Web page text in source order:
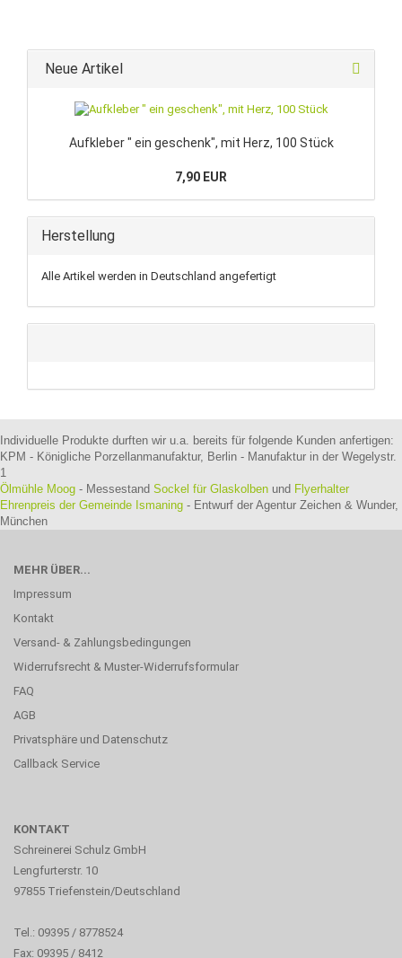
Neue Artikel
Aufkleber " ein geschenk", mit Herz, 100 Stück
7,90 EUR
Herstellung
Alle Artikel werden in Deutschland angefertigt
Individuelle Produkte durften wir u.a. bereits für folgende Kunden anfertigen:
KPM - Königliche Porzellanmanufaktur, Berlin - Manufaktur in der Wegelystr.
1
Ölmühle Moog - Messestand Sockel für Glaskolben und Flyerhalter
Ehrenpreis der Gemeinde Ismaning - Entwurf der Agentur Zeichen & Wunder,
München
MEHR ÜBER...
Impressum
Kontakt
Versand- & Zahlungsbedingungen
Widerrufsrecht & Muster-Widerrufsformular
FAQ
AGB
Privatsphäre und Datenschutz
Callback Service
KONTAKT
Schreinerei Schulz GmbH
Lengfurterstr. 10
97855 Triefenstein/Deutschland
Tel.: 09395 / 8778524
Fax: 09395 / 8412